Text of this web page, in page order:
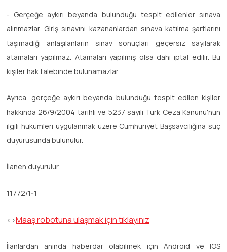
- Gerçeğe aykırı beyanda bulunduğu tespit edilenler sınava
alınmazlar. Giriş sınavını kazananlardan sınava katılma şartlarını
taşımadığı anlaşılanların sınav sonuçları geçersiz sayılarak
atamaları yapılmaz. Atamaları yapılmış olsa dahi iptal edilir. Bu
kişiler hak talebinde bulunamazlar.
Ayrıca, gerçeğe aykırı beyanda bulunduğu tespit edilen kişiler
hakkında 26/9/2004 tarihli ve 5237 sayılı Türk Ceza Kanunu'nun
ilgili hükümleri uygulanmak üzere Cumhuriyet Başsavcılığına suç
duyurusunda bulunulur.
İlanen duyurulur.
11772/1-1
<>Maaş robotuna ulaşmak için tıklayınız
İlanlardan anında haberdar olabilmek için Android ve IOS